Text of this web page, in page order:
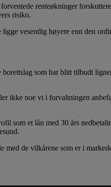
renteøkninger
risiko.
vesentlig høyere enn den
som har blitt tilbudt
ikke noe vi i forvaltningen
som et lån med 30 års
de vilkårene som er i